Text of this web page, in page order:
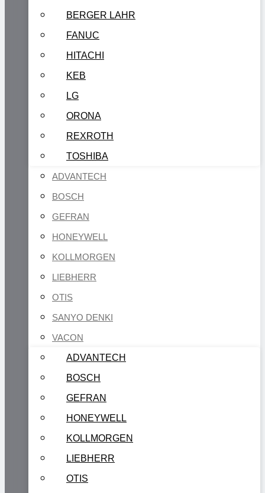
BERGER LAHR
FANUC
HITACHI
KEB
LG
ORONA
REXROTH
TOSHIBA
ADVANTECH
BOSCH
GEFRAN
HONEYWELL
KOLLMORGEN
LIEBHERR
OTIS
SANYO DENKI
VACON
ADVANTECH
BOSCH
GEFRAN
HONEYWELL
KOLLMORGEN
LIEBHERR
OTIS